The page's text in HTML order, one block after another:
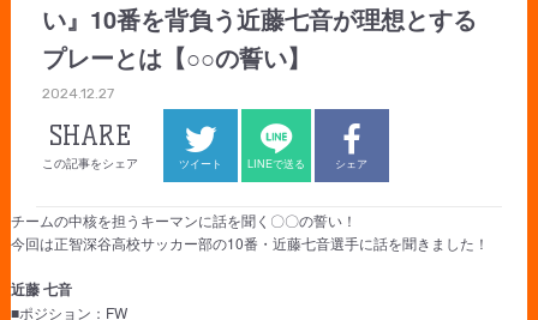
い』10番を背負う近藤七音が理想とする
プレーとは【○○の誓い】
2024.12.27
SHARE
この記事をシェア ツイート LINEで送る シェア
チームの中核を担うキーマンに話を聞く〇〇の誓い！
今回は正智深谷高校サッカー部の10番・近藤七音選手に話を聞きました！
近藤 七音
■ポジション：FW